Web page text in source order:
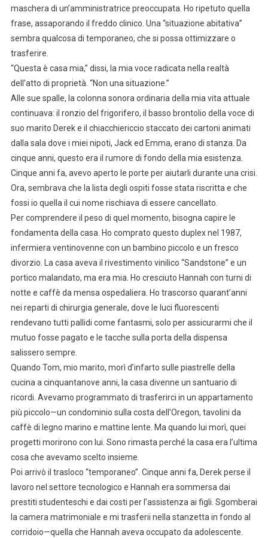
maschera di un’amministratrice preoccupata. Ho ripetuto quella
frase, assaporando il freddo clinico. Una “situazione abitativa”
sembra qualcosa di temporaneo, che si possa ottimizzare o
trasferire.
“Questa è casa mia,” dissi, la mia voce radicata nella realtà
dell’atto di proprietà. “Non una situazione.”
Alle sue spalle, la colonna sonora ordinaria della mia vita attuale
continuava: il ronzio del frigorifero, il basso brontolio della voce di
suo marito Derek e il chiacchiericcio staccato dei cartoni animati
dalla sala dove i miei nipoti, Jack ed Emma, erano di stanza. Da
cinque anni, questo era il rumore di fondo della mia esistenza.
Cinque anni fa, avevo aperto le porte per aiutarli durante una crisi.
Ora, sembrava che la lista degli ospiti fosse stata riscritta e che
fossi io quella il cui nome rischiava di essere cancellato.
Per comprendere il peso di quel momento, bisogna capire le
fondamenta della casa. Ho comprato questo duplex nel 1987,
infermiera ventinovenne con un bambino piccolo e un fresco
divorzio. La casa aveva il rivestimento vinilico “Sandstone” e un
portico malandato, ma era mia. Ho cresciuto Hannah con turni di
notte e caffè da mensa ospedaliera. Ho trascorso quarant’anni
nei reparti di chirurgia generale, dove le luci fluorescenti
rendevano tutti pallidi come fantasmi, solo per assicurarmi che il
mutuo fosse pagato e le tacche sulla porta della dispensa
salissero sempre.
Quando Tom, mio marito, morì d’infarto sulle piastrelle della
cucina a cinquantanove anni, la casa divenne un santuario di
ricordi. Avevamo programmato di trasferirci in un appartamento
più piccolo—un condominio sulla costa dell’Oregon, tavolini da
caffè di legno marino e mattine lente. Ma quando lui morì, quei
progetti morirono con lui. Sono rimasta perché la casa era l’ultima
cosa che avevamo scelto insieme.
Poi arrivò il trasloco “temporaneo”. Cinque anni fa, Derek perse il
lavoro nel settore tecnologico e Hannah era sommersa dai
prestiti studenteschi e dai costi per l’assistenza ai figli. Sgomberai
la camera matrimoniale e mi trasferii nella stanzetta in fondo al
corridoio—quella che Hannah aveva occupato da adolescente.